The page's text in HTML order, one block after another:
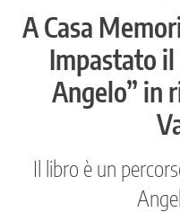
A Casa
Impastato
Angelo” in
Il libro è un